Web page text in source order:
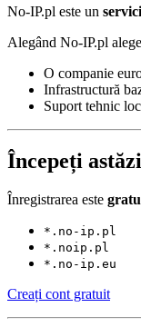
No-IP.pl este un
Alegând No-IP.pl
O companie
Infrastructură
Suport tehnic
Începeți astăzi
Înregistrarea este
*.no-ip.pl
*.noip.pl
*.no-ip.eu
Creați cont gratuit